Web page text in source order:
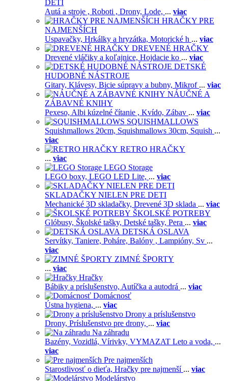
DETI
Autá a stroje , Roboti , Drony, Lode, ... viac
HRAČKY PRE
NAJMENŠÍCH
Uspavačky, Hrkálky a hryzátka, Motorické h ... viac
DREVENÉ HRAČKY
Drevené vláčiky a koľajnice, Hojdacie ko ... viac
DETSKÉ
HUDOBNÉ NÁSTROJE
Gitary, Klávesy, Bicie súpravy a bubny, Mikrof ... viac
NÁUČNÉ A
ZÁBAVNÉ KNIHY
Pexeso, Albi kúzelné čítanie , Kvído, Zábav ... viac
SQUISHMALLOWS
Squishmallows 20cm, Squishmallows 30cm, Squish ...
viac
RETRO HRAČKY
... viac
LEGO Storage
LEGO boxy, LEGO LED Lite, ... viac
SKLADAČKY NIELEN PRE DETI
Mechanické 3D skladačky, Drevené 3D sklada ... viac
ŠKOLSKÉ POTREBY
Glóbusy, Školské tašky, Detské tašky, Pera ... viac
DETSKÁ OSLAVA
Servítky, Taniere, Poháre, Balóny , Lampióny, Sv ...
viac
ZIMNÉ ŠPORTY
... viac
Hračky
Bábiky a príslušenstvo, Autíčka a autodrá ... viac
Domácnosť
Ústna hygiena, ... viac
Drony a príslušenstvo
Drony, Príslušenstvo pre drony, ... viac
Na záhradu
Bazény, Vozidlá, Vírivky, VYMAZAT Leto a voda, ...
viac
Pre najmenších
Starostlivosť o dieťa, Hračky pre najmenší ... viac
Modelárstvo